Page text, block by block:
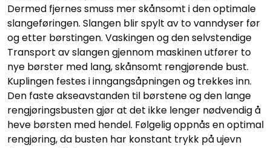
Dermed fjernes smuss mer skånsomt i den optimale
slangeføringen. Slangen blir spylt av to vanndyser før
og etter børstingen. Vaskingen og den selvstendige
Transport av slangen gjennom maskinen utfører to
nye børster med lang, skånsomt rengjørende bust.
Kuplingen festes i inngangsåpningen og trekkes inn.
Den faste akseavstanden til børstene og den lange
rengjøringsbusten gjør at det ikke lenger nødvendig å
heve børsten med hendel. Følgelig oppnås en optimal
rengjøring, da busten har konstant trykk på ujevn